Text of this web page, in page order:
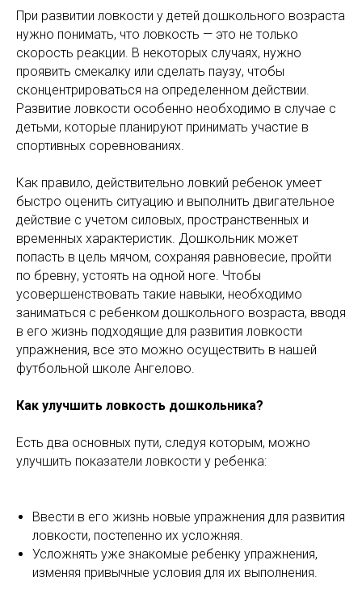
При развитии ловкости у детей дошкольного возраста
нужно понимать, что ловкость — это не только
скорость реакции. В некоторых случаях, нужно
проявить смекалку или сделать паузу, чтобы
сконцентрироваться на определенном действии.
Развитие ловкости особенно необходимо в случае с
детьми, которые планируют принимать участие в
спортивных соревнованиях.
Как правило, действительно ловкий ребенок умеет
быстро оценить ситуацию и выполнить двигательное
действие с учетом силовых, пространственных и
временных характеристик. Дошкольник может
попасть в цель мячом, сохраняя равновесие, пройти
по бревну, устоять на одной ноге. Чтобы
усовершенствовать такие навыки, необходимо
заниматься с ребенком дошкольного возраста, вводя
в его жизнь подходящие для развития ловкости
упражнения, все это можно осуществить в нашей
футбольной школе Ангелово.
Как улучшить ловкость дошкольника?
Есть два основных пути, следуя которым, можно
улучшить показатели ловкости у ребенка:
Ввести в его жизнь новые упражнения для развития
ловкости, постепенно их усложняя.
Усложнять уже знакомые ребенку упражнения,
изменяя привычные условия для их выполнения.